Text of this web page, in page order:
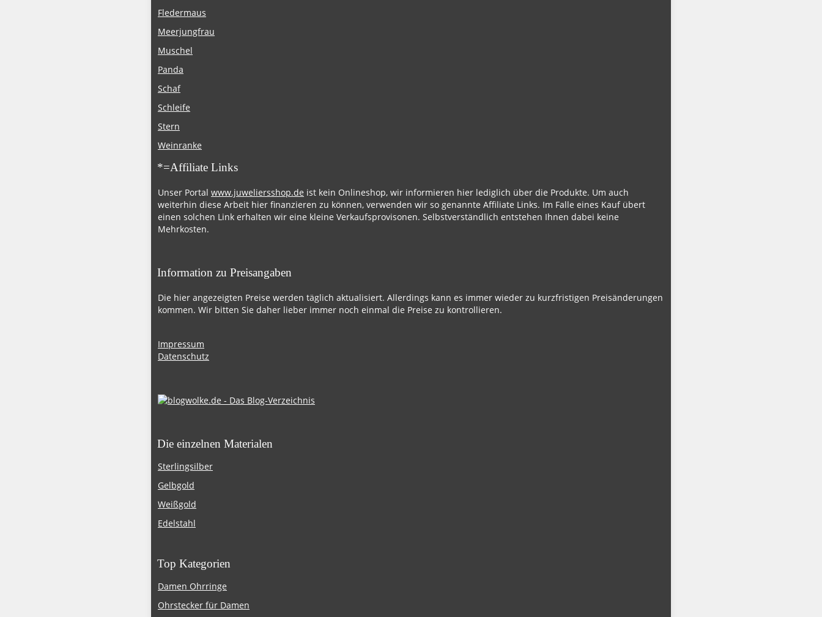
Fledermaus
Meerjungfrau
Muschel
Panda
Schaf
Schleife
Stern
Weinranke
*=Affiliate Links
Unser Portal www.juweliersshop.de ist kein Onlineshop, wir informieren hier lediglich über die Produkte. Um auch
weiterhin diese Arbeit hier finanzieren zu können, verwenden wir so genannte Affiliate Links. Im Falle eines Kauf übert
einen solchen Link erhalten wir eine kleine Verkaufsprovisonen. Selbstverständlich entstehen Ihnen dabei keine
Mehrkosten.
Information zu Preisangaben
Die hier angezeigten Preise werden täglich aktualisiert. Allerdings kann es immer wieder zu kurzfristigen Preisänderungen
kommen. Wir bitten Sie daher lieber immer noch einmal die Preise zu kontrollieren.
Impressum
Datenschutz
Die einzelnen Materialen
Sterlingsilber
Gelbgold
Weißgold
Edelstahl
Top Kategorien
Damen Ohrringe
Ohrstecker für Damen